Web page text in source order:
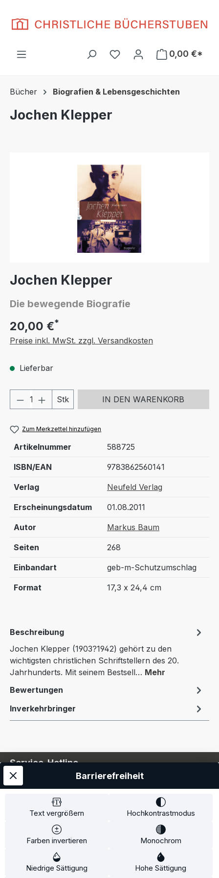
Du hast 0 Produkte auf
0,00 €*
Bücher Biografien & Lebensgeschichten
Jochen Klepper
Jochen Klepper
Die bewegende Biografie
20,00 €*
Preise inkl. MwSt. zzgl. Versandkosten
Lieferbar
Produkt Anzahl: Gib den
Stk IN DEN WARENKORB
Zum Merkzettel hinzufügen
Artikelnummer 588725
ISBN/EAN 9783862560141
Verlag Neufeld Verlag
Erscheinungsdatum 01.08.2011
Autor Markus Baum
Seiten 268
Einbandart geb-m-Schutzumschlag
Format 17,3 x 24,4 cm
Beschreibung
Jochen Klepper (1903?1942) gehört zu den
wichtigsten christlichen Schriftstellern des 20.
Jahrhunderts. Mit seinem Bestsell… Mehr
Bewertungen
Inverkehrbringer
Service-Hotline
Service
Information
* Alle Preise inkl. gesetzl. Mehrwertsteuer zzgl.
Text vergrößern Hochkontrastmodus
Farben invertieren Monochrom
Niedrige Sättigung Hohe Sättigung
Barrierefreiheit